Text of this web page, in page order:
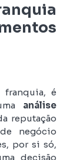
franquia, é
análise
reputação
negócio
por si só,
decisão